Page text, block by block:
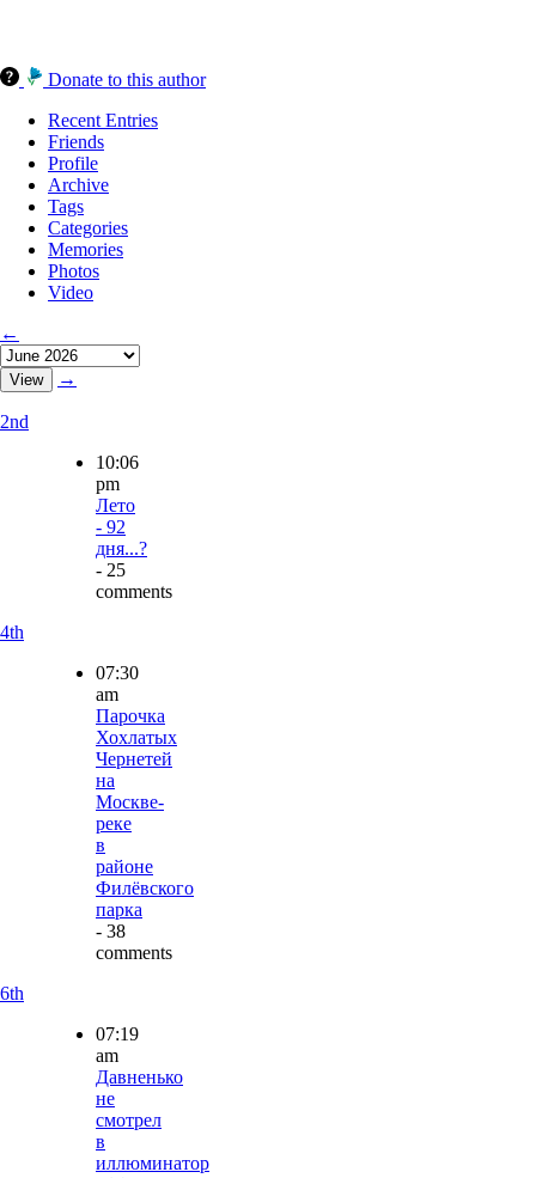
Donate to this author
Recent Entries
Friends
Profile
Archive
Tags
Categories
Memories
Photos
Video
←
→
2nd
10:06
pm
Лето
- 92
дня...?
- 25
comments
4th
07:30
am
Парочка
Хохлатых
Чернетей
на
Москве-
реке
в
районе
Филёвского
парка
- 38
comments
6th
07:19
am
Давненько
не
смотрел
в
иллюминатор